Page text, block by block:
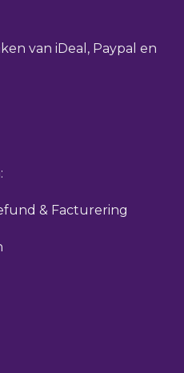
van iDeal, Paypal en
& Facturering